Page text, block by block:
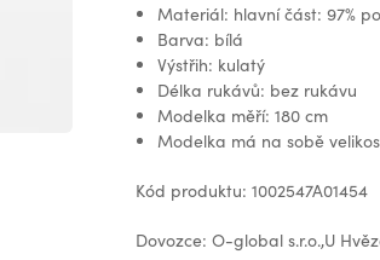
Materiál: hlavní část: 97%
Barva: bílá
Výstřih: kulatý
Délka rukávů: bez rukávu
Modelka měří: 180 cm
Modelka má na sobě
Kód produktu: 1002547A01454
Dovozce: O-global s.r.o.,U